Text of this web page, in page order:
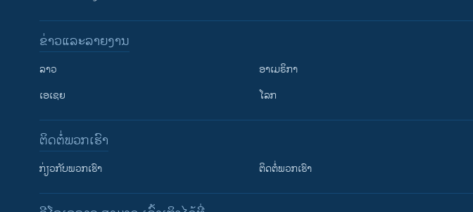
ຂ່າວແລະລາຍງານ
ລາວ
ເອເຊຍ
ອາເມຣິກາ
ໂລກ
ຕິດຕໍ່ພວກເຮົາ
ກ່ຽວກັບພວກເຮົາ ຕິດຕໍ່ພວກເຮົາ